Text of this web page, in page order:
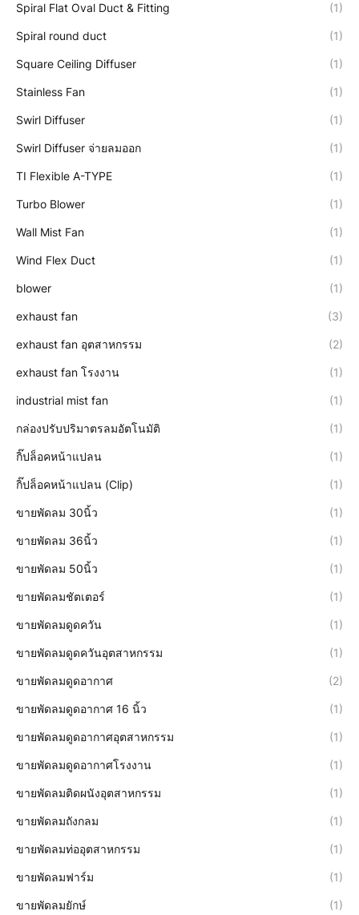
Spiral Flat Oval Duct & Fitting (1)
Spiral round duct (1)
Square Ceiling Diffuser (1)
Stainless Fan (1)
Swirl Diffuser (1)
Swirl Diffuser จ่ายลมออก (1)
TI Flexible A-TYPE (1)
Turbo Blower (1)
Wall Mist Fan (1)
Wind Flex Duct (1)
blower (1)
exhaust fan (3)
exhaust fan อุตสาหกรรม (2)
exhaust fan โรงงาน (1)
industrial mist fan (1)
กล่องปรับปริมาตรลมอัตโนมัติ (1)
กิ๊ปล็อคหน้าแปลน (1)
กิ๊ปล็อคหน้าแปลน (Clip) (1)
ขายพัดลม 30นิ้ว (1)
ขายพัดลม 36นิ้ว (1)
ขายพัดลม 50นิ้ว (1)
ขายพัดลมชัตเตอร์ (1)
ขายพัดลมดูดควัน (1)
ขายพัดลมดูดควันอุตสาหกรรม (1)
ขายพัดลมดูดอากาศ (2)
ขายพัดลมดูดอากาศ 16 นิ้ว (1)
ขายพัดลมดูดอากาศอุตสาหกรรม (1)
ขายพัดลมดูดอากาศโรงงาน (1)
ขายพัดลมติดผนังอุตสาหกรรม (1)
ขายพัดลมถังกลม (1)
ขายพัดลมท่ออุตสาหกรรม (1)
ขายพัดลมฟาร์ม (1)
ขายพัดลมยักษ์ (1)